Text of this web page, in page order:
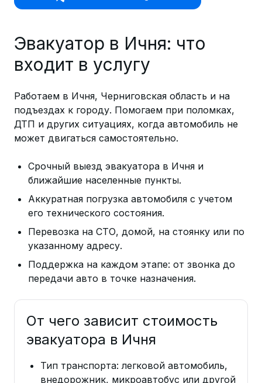
Эвакуатор в Ичня: что
входит в услугу
Работаем в Ичня, Черниговская область и на
подъездах к городу. Помогаем при поломках,
ДТП и других ситуациях, когда автомобиль не
может двигаться самостоятельно.
Срочный выезд эвакуатора в Ичня и
ближайшие населенные пункты.
Аккуратная погрузка автомобиля с учетом
его технического состояния.
Перевозка на СТО, домой, на стоянку или по
указанному адресу.
Поддержка на каждом этапе: от звонка до
передачи авто в точке назначения.
От чего зависит стоимость
эвакуатора в Ичня
Тип транспорта: легковой автомобиль,
внедорожник, микроавтобус или другой